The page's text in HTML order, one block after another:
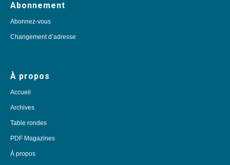
Abonnement
Abonnez-vous
Changement d’adresse
À propos
Accueil
Archives
Table rondes
PDF Magazines
À propos